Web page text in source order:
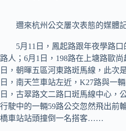
邇來杭州公交屢次表態的媒體記
5月11日，鳳起路跟年夜學路口
路人；6月1日，198路在上塘路歐
日，朝暉五區河東路斑馬線，此次
日，南天竺車站左近，K27路與一
日，古翠路文二路口斑馬線中心，
行駛中的一輛59路公交忽然飛出前
橋車站站頭撞倒一名搭客……